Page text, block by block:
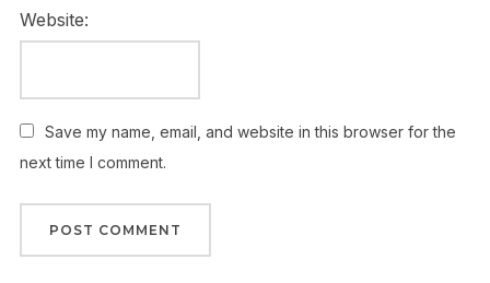
Website:
Save my name, email, and website in this browser for the
next time I comment.